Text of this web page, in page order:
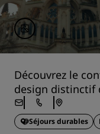
Découvrez le
design distinctif
Séjours durables